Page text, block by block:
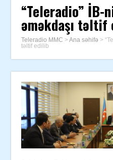
“Teleradio” İB-
əməkdaşı təltif
Teleradio MMC >Ana səhifə >
təltif edilib